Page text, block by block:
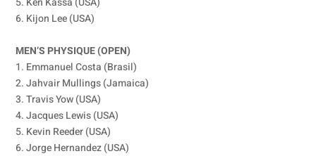
6. Kijon Lee (USA)
MEN’S PHYSIQUE (OPEN)
1. Emmanuel Costa (Brasil)
2. Jahvair Mullings (Jamaica)
3. Travis Yow (USA)
4. Jacques Lewis (USA)
5. Kevin Reeder (USA)
6. Jorge Hernandez (USA)